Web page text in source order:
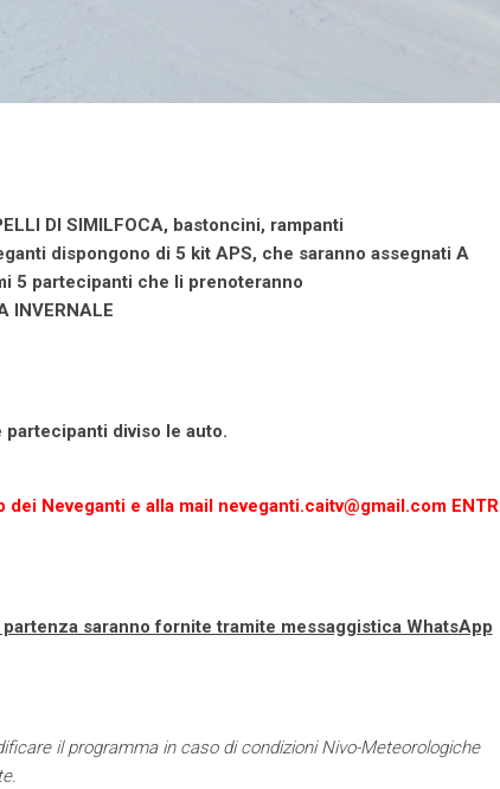
DI SIMILFOCA, bastoncini, rampanti
dispongono di 5 kit APS, che saranno assegnati A
5 partecipanti che li prenoteranno
INVERNALE
diviso le auto.
Neveganti e alla mail neveganti.caitv@gmail.com
saranno fornite tramite messaggistica WhatsApp
il programma in caso di condizioni Nivo-Meteorologiche